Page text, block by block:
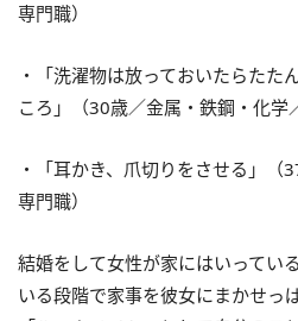
専門職）
・「洗濯物は放っておいたらたた
ころ」（30歳／金属・鉄鋼・化学
・「耳かき、爪切りをさせる」（
専門職）
結婚をして女性が家にはいってい
いる段階で家事を彼女にまかせっ